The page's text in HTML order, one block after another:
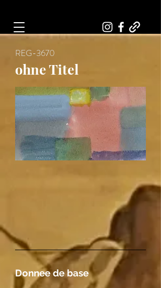
REG-3670
ohne Titel
Donnee de base